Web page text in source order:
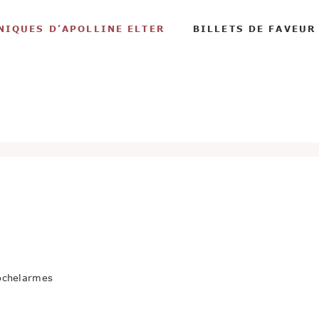
D’APOLLINE ELTER BILLETS DE FAVEUR